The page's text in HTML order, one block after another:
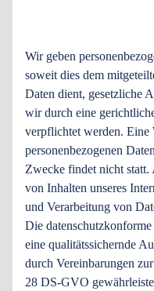
Wir geben
soweit dies dem
Daten dient, gesetzliche
wir durch eine
verpflichtet werden. Eine
personenbezogenen
Zwecke findet nicht
von Inhalten unseres
und Verarbeitung von
Die
eine qualitätssichernde
durch Vereinbarungen
28 DS-GVO